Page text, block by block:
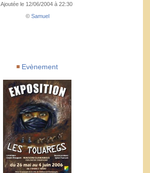
Ajoutée le 12/06/2004 à 22:30
© Samuel
Evènement